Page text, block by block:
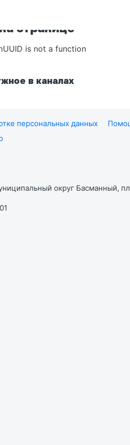
странице
is not a function
в каналах
персональных данных
округ Басманный,